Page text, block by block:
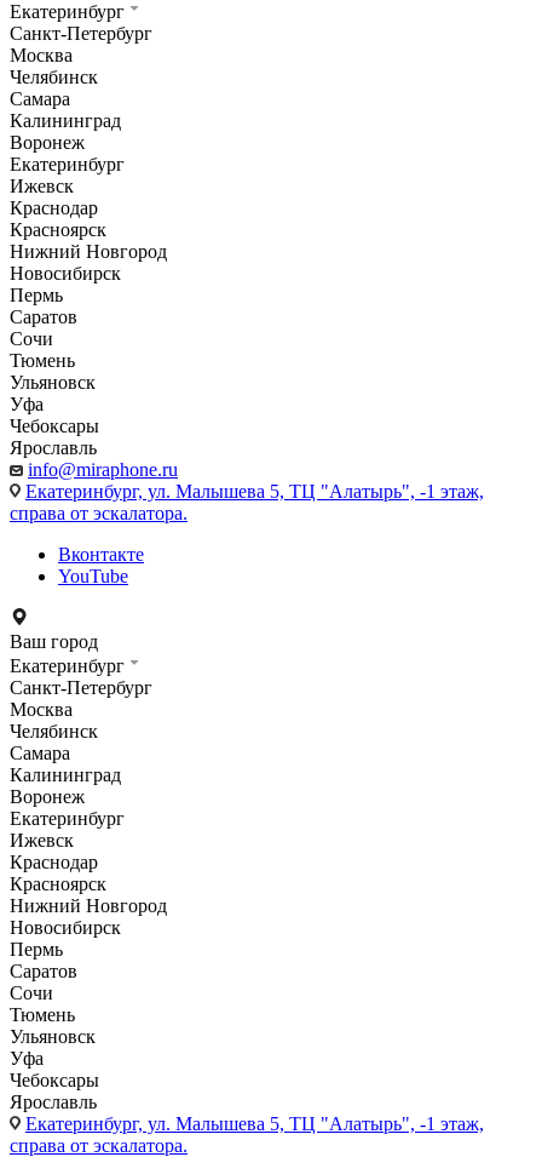
Екатеринбург
Санкт-Петербург
Москва
Челябинск
Самара
Калининград
Воронеж
Екатеринбург
Ижевск
Краснодар
Красноярск
Нижний Новгород
Новосибирск
Пермь
Саратов
Сочи
Тюмень
Ульяновск
Уфа
Чебоксары
Ярославль
info@miraphone.ru
Екатеринбург, ул. Малышева 5, ТЦ "Алатырь", -1 этаж,
справа от эскалатора.
Вконтакте
YouTube
Ваш город
Екатеринбург
Санкт-Петербург
Москва
Челябинск
Самара
Калининград
Воронеж
Екатеринбург
Ижевск
Краснодар
Красноярск
Нижний Новгород
Новосибирск
Пермь
Саратов
Сочи
Тюмень
Ульяновск
Уфа
Чебоксары
Ярославль
Екатеринбург, ул. Малышева 5, ТЦ "Алатырь", -1 этаж,
справа от эскалатора.